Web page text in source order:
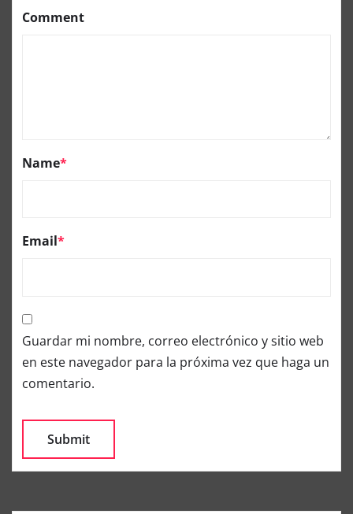
Comment
Name*
Email*
Guardar mi nombre, correo electrónico y sitio web
en este navegador para la próxima vez que haga un
comentario.